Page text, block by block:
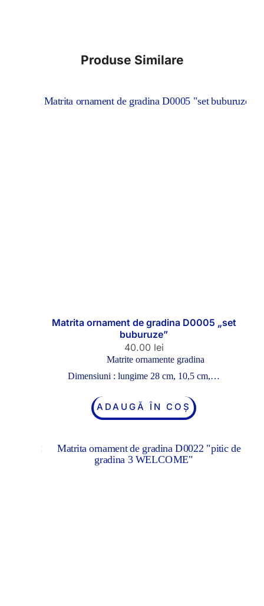
Produse Similare
Matrita ornament de gradina D0005 „set
buburuze”
40.00 lei
Matrite ornamente gradina
Dimensiuni : lungime 28 cm, 10,5 cm,…
ADAUGĂ ÎN COȘ